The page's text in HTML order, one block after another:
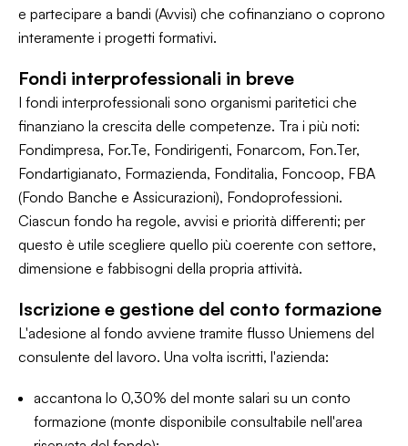
e partecipare a bandi (Avvisi) che cofinanziano o coprono
interamente i progetti formativi.
Fondi interprofessionali in breve
I fondi interprofessionali sono organismi paritetici che
finanziano la crescita delle competenze. Tra i più noti:
Fondimpresa, For.Te, Fondirigenti, Fonarcom, Fon.Ter,
Fondartigianato, Formazienda, Fonditalia, Foncoop, FBA
(Fondo Banche e Assicurazioni), Fondoprofessioni.
Ciascun fondo ha regole, avvisi e priorità differenti; per
questo è utile scegliere quello più coerente con settore,
dimensione e fabbisogni della propria attività.
Iscrizione e gestione del conto formazione
L'adesione al fondo avviene tramite flusso Uniemens del
consulente del lavoro. Una volta iscritti, l'azienda:
accantona lo 0,30% del monte salari su un conto
formazione (monte disponibile consultabile nell'area